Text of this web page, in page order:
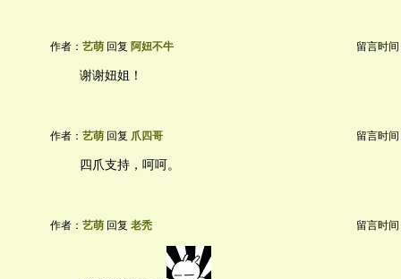
作者： 艺萌 回复 阿妞不牛 留言时间
谢谢妞姐！
作者： 艺萌 回复 爪四哥 留言时间
四爪支持，呵呵。
作者： 艺萌 回复 老秃 留言时间